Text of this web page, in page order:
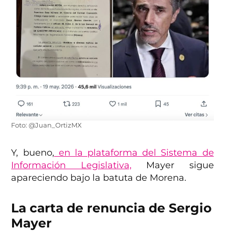
Foto: @Juan_OrtizMX
Y, bueno, en la plataforma del Sistema de
Información Legislativa, Mayer sigue
apareciendo bajo la batuta de Morena.
La carta de renuncia de Sergio
Mayer